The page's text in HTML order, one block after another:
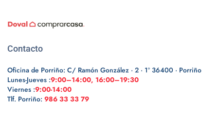
Contacto
Oficina de Porriño: C/ Ramón González · 2 · 1º 36400 · Porriño
Lunes-Jueves :9:00–14:00, 16:00–19:30
Viernes :9:00-14:00
Tlf. Porriño: 986 33 33 79